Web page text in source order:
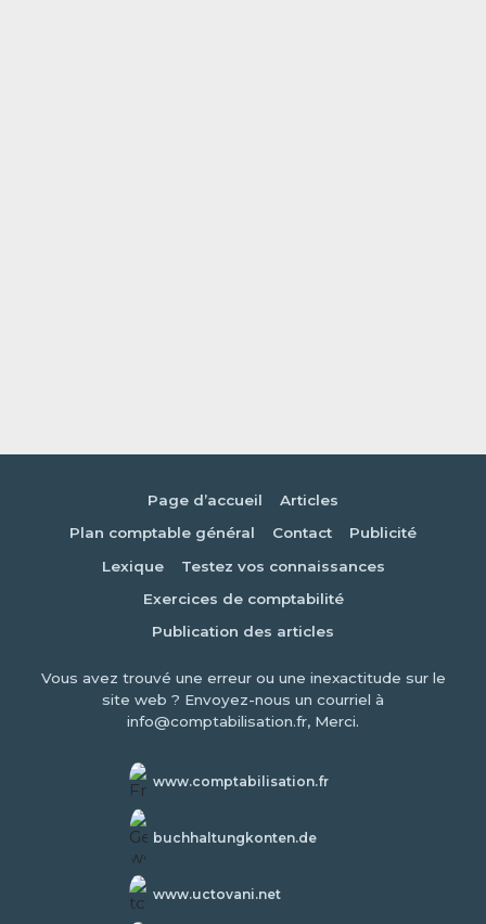
Page d’accueil
Articles
Plan comptable général
Contact
Publicité
Lexique
Testez vos connaissances
Exercices de comptabilité
Publication des articles
Vous avez trouvé une erreur ou une inexactitude sur le
site web ? Envoyez-nous un courriel à
info@comptabilisation.fr, Merci.
www.comptabilisation.fr
buchhaltungkonten.de
www.uctovani.net